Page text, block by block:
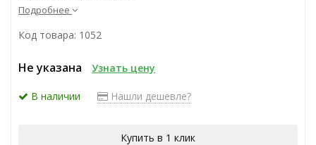
Подробнее
Код товара: 1052
Не указана Узнать цену
В наличии Нашли дешевле?
Купить в 1 клик